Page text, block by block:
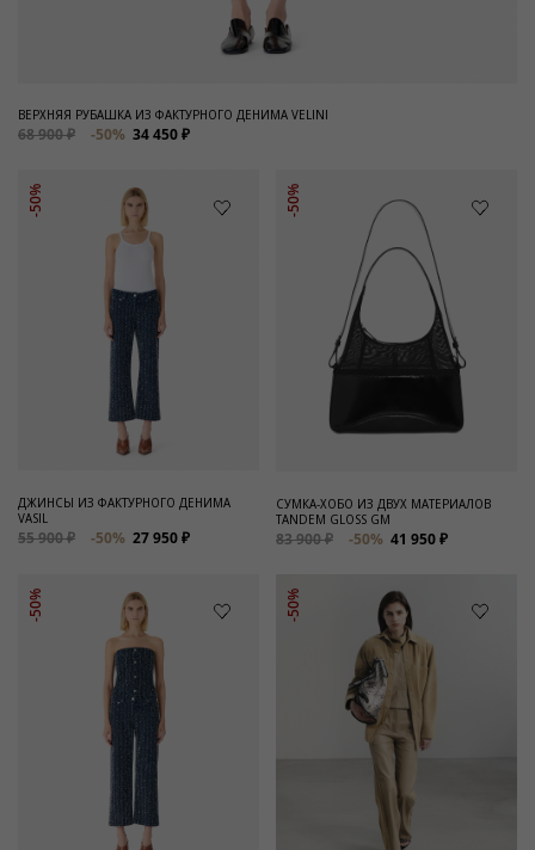
ВЕРХНЯЯ РУБАШКА ИЗ ФАКТУРНОГО ДЕНИМА VELINI
68 900 ₽ -50% 34 450 ₽
-50%
ДЖИНСЫ ИЗ ФАКТУРНОГО ДЕНИМА
VASIL
55 900 ₽ -50% 27 950 ₽
-50%
СУМКА-ХОБО ИЗ ДВУХ МАТЕРИАЛОВ
TANDEM GLOSS GM
83 900 ₽ -50% 41 950 ₽
-50% -50%